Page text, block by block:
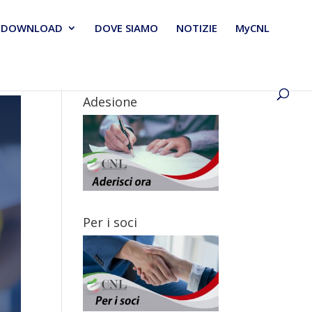
DOWNLOAD DOVE SIAMO NOTIZIE MyCNL
Adesione
Per i soci